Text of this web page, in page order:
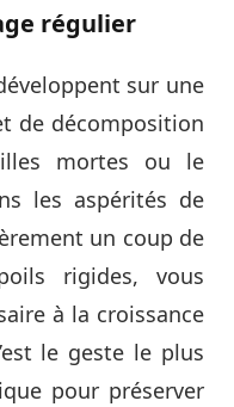
régulier
sur une
de décomposition
mortes ou le
les aspérités de
un coup de
rigides, vous
à la croissance
le geste le plus
pour préserver